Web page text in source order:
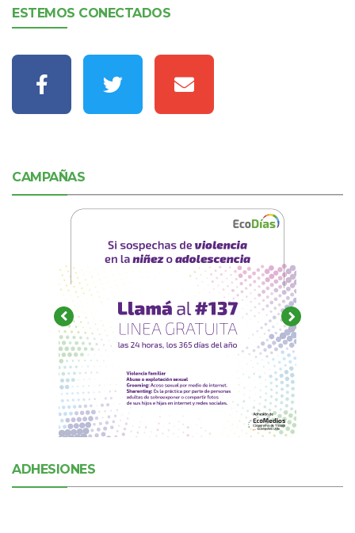
ESTEMOS CONECTADOS
CAMPAÑAS
ADHESIONES